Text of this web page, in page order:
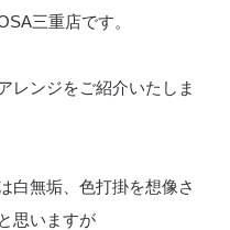
三重店です。
レンジをご紹介いたしま
白無垢、色打掛を想像さ
思いますが